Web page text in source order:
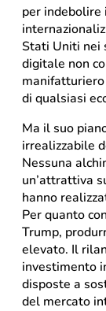
per indebolire
Stati Uniti nei
digitale non
di qualsiasi
Ma il suo
irrealizzabile
Nessuna
un’attrattiva
hanno
Per quanto
Trump,
elevato. Il
investimento
disposte a
del mercato